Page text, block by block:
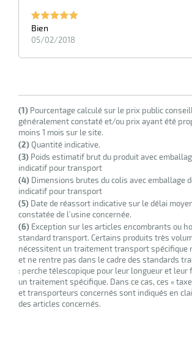
Bien
05/02/2018
(1) Pourcentage calculé sur le prix public
généralement constaté et/ou prix ayant été
moins 1 mois sur le site.
(2)Quantité indicative.
(3) Poids estimatif brut du produit avec
indicatif pour transport
(4) Dimensions brutes du colis avec emballage
indicatif pour transport
(5) Date de réassort indicative sur le délai
constatée de l’usine concernée.
(6) Exception sur les articles encombrants ou
standard transport. Certains produits très
nécessitent un traitement transport spécifique
et ne rentre pas dans le cadre des standards
: perche télescopique pour leur longueur et
un traitement spécifique. Dans ce cas, ces «
et transporteurs concernés sont indiqués en
des articles concernés.